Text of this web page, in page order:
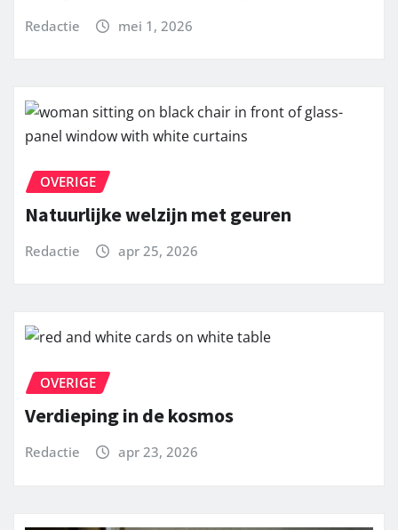
Redactie mei 1, 2026
OVERIGE
Natuurlijke welzijn met geuren
Redactie apr 25, 2026
OVERIGE
Verdieping in de kosmos
Redactie apr 23, 2026